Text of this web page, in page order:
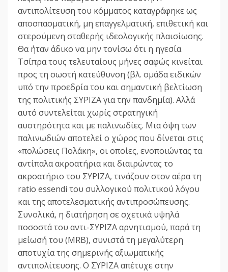
αντιπολίτευση του κόμματος καταγράφηκε ως
αποσπασματική, μη επαγγελματική, επιθετική και
στερούμενη σταθερής ιδεολογικής πλαισίωσης.
Θα ήταν άδικο να μην τονίσω ότι η ηγεσία
Τσίπρα τους τελευταίους μήνες σαφώς κινείται
προς τη σωστή κατεύθυνση (βλ. ομάδα ειδικών
υπό την προεδρία του και σημαντική βελτίωση
της πολιτικής ΣΥΡΙΖΑ για την πανδημία). Αλλά
αυτό συντελείται χωρίς στρατηγική
αυστηρότητα και με παλινωδίες. Μια όψη των
παλινωδιών αποτελεί ο χώρος που δίνεται στις
«πολώσεις Πολάκη», οι οποίες, ενοποιώντας τα
αντίπαλα ακροατήρια και διαιρώντας το
ακροατήριο του ΣΥΡΙΖΑ, τινάζουν στον αέρα τη
ratio essendi του συλλογικού πολιτικού λόγου
και της αποτελεσματικής αντιπροσώπευσης.
Συνολικά, η διατήρηση σε σχετικά υψηλά
ποσοστά του αντι-ΣΥΡΙΖΑ αρνητισμού, παρά τη
μείωσή του (MRB), συνιστά τη μεγαλύτερη
αποτυχία της σημερινής αξιωματικής
αντιπολίτευσης. Ο ΣΥΡΙΖΑ απέτυχε στην